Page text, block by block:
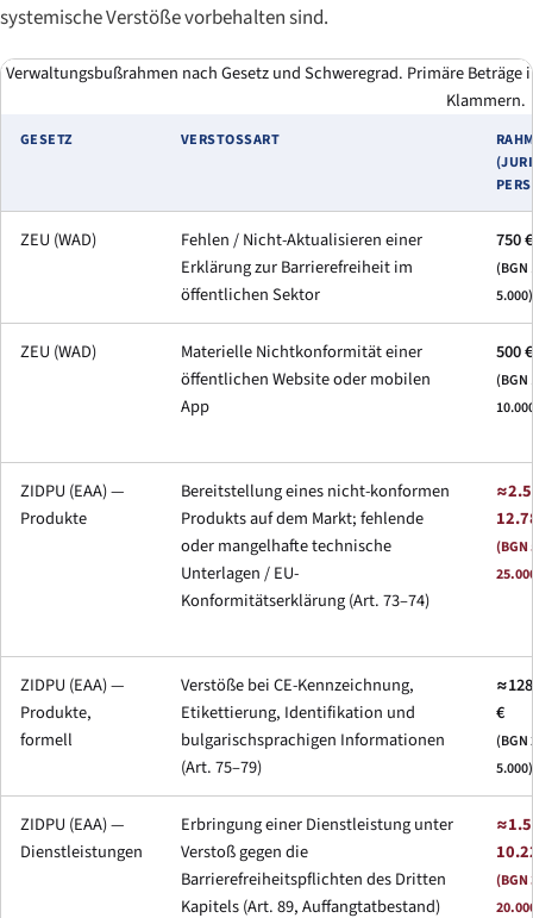
systemische Verstöße vorbehalten sind.
Verwaltungsbußrahmen nach Gesetz und Schweregrad. Primäre
Klammern.
GESETZ VERSTOSSART
ZEU (WAD)
Fehlen / Nicht-Aktualisieren einer
Erklärung zur Barrierefreiheit im
öffentlichen Sektor
750
(BGN
5.000)
ZEU (WAD)
Materielle Nichtkonformität einer
öffentlichen Website oder mobilen
App
500
(BGN
ZIDPU (EAA) —
Produkte
Bereitstellung eines nicht-konformen
Produkts auf dem Markt; fehlende
oder mangelhafte technische
Unterlagen / EU-
Konformitätserklärung (Art. 73–74)
(BGN
ZIDPU (EAA) —
Produkte,
formell
Verstöße bei CE-Kennzeichnung,
Etikettierung, Identifikation und
bulgarischsprachigen Informationen
(Art. 75–79)
€
(BGN
5.000)
ZIDPU (EAA) —
Dienstleistungen
Erbringung einer Dienstleistung unter
Verstoß gegen die
Barrierefreiheitspflichten des Dritten
Kapitels (Art. 89, Auffangtatbestand)
(BGN